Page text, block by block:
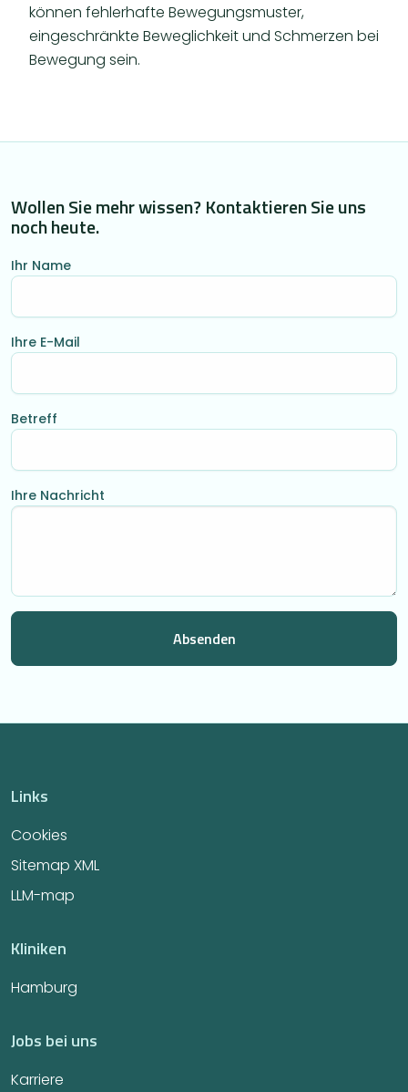
können fehlerhafte Bewegungsmuster,
eingeschränkte Beweglichkeit und Schmerzen bei
Bewegung sein.
Wollen Sie mehr wissen? Kontaktieren Sie uns
noch heute.
Ihr Name
Ihre E-Mail
Betreff
Ihre Nachricht
Links
Cookies
Sitemap XML
LLM-map
Kliniken
Hamburg
Jobs bei uns
Karriere